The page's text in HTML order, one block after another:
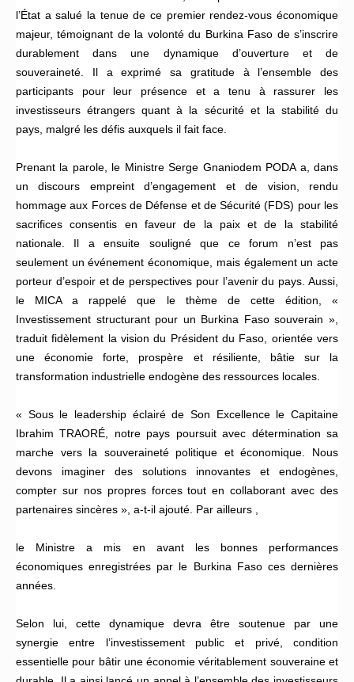
l’État a salué la tenue de ce premier rendez-vous économique
majeur, témoignant de la volonté du Burkina Faso de s’inscrire
durablement dans une dynamique d’ouverture et de
souveraineté. Il a exprimé sa gratitude à l’ensemble des
participants pour leur présence et a tenu à rassurer les
investisseurs étrangers quant à la sécurité et la stabilité du
pays, malgré les défis auxquels il fait face.
Prenant la parole, le Ministre Serge Gnaniodem PODA a, dans
un discours empreint d’engagement et de vision, rendu
hommage aux Forces de Défense et de Sécurité (FDS) pour les
sacrifices consentis en faveur de la paix et de la stabilité
nationale. Il a ensuite souligné que ce forum n’est pas
seulement un événement économique, mais également un acte
porteur d’espoir et de perspectives pour l’avenir du pays. Aussi,
le MICA a rappelé que le thème de cette édition, «
Investissement structurant pour un Burkina Faso souverain »,
traduit fidèlement la vision du Président du Faso, orientée vers
une économie forte, prospère et résiliente, bâtie sur la
transformation industrielle endogène des ressources locales.
« Sous le leadership éclairé de Son Excellence le Capitaine
Ibrahim TRAORÉ, notre pays poursuit avec détermination sa
marche vers la souveraineté politique et économique. Nous
devons imaginer des solutions innovantes et endogènes,
compter sur nos propres forces tout en collaborant avec des
partenaires sincères », a-t-il ajouté. Par ailleurs ,
le Ministre a mis en avant les bonnes performances
économiques enregistrées par le Burkina Faso ces dernières
années.
Selon lui, cette dynamique devra être soutenue par une
synergie entre l’investissement public et privé, condition
essentielle pour bâtir une économie véritablement souveraine et